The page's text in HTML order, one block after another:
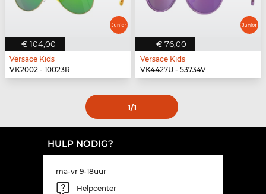
€ 104,00
Versace Kids
VK2002 - 10023R
€ 76,00
Versace Kids
VK4427U - 53734V
1/1
HULP NODIG?
ma-vr 9-18uur
Helpcenter